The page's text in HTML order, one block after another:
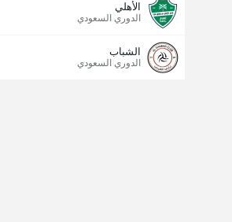
الأهلي
الدوري السعودي
الشباب
الدوري السعودي